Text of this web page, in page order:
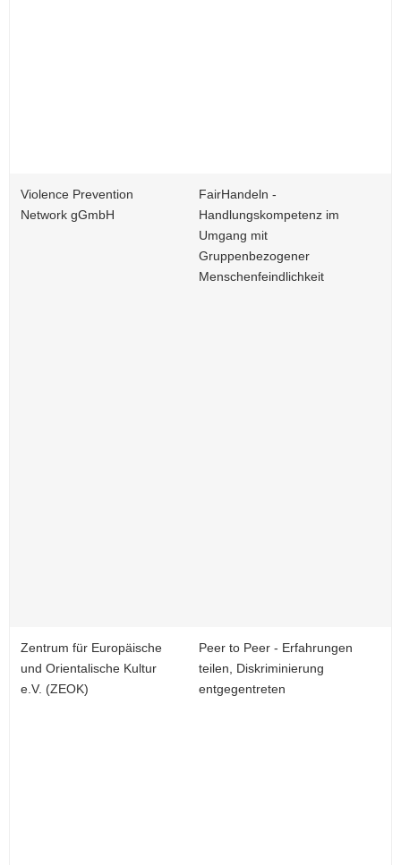
Violence Prevention
Network gGmbH
FairHandeln -
Handlungskompetenz im
Umgang mit
Gruppenbezogener
Menschenfeindlichkeit
Zentrum für Europäische
und Orientalische Kultur
e.V. (ZEOK)
Peer to Peer - Erfahrungen
teilen, Diskriminierung
entgegentreten